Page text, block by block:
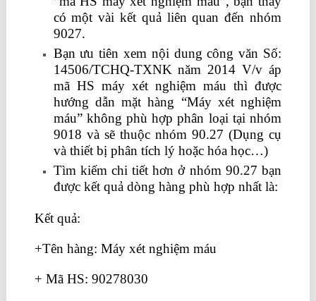
có một vài kết quả liên quan đến nhóm
9027.
Bạn ưu tiên xem nội dung công văn Số:
14506/TCHQ-TXNK năm 2014 V/v áp
mã HS máy xét nghiệm máu thì được
hướng dẫn mặt hàng “Máy xét nghiệm
máu” không phù hợp phân loại tại nhóm
9018 và sẽ thuộc nhóm 90.27 (Dụng cụ
và thiết bị phân tích lý hoặc hóa học…)
Tìm kiếm chi tiết hơn ở nhóm 90.27 bạn
được kết quả dòng hàng phù hợp nhất là:
Kết quả:
+Tên hàng: Máy xét nghiệm máu
+ Mã HS: 90278030